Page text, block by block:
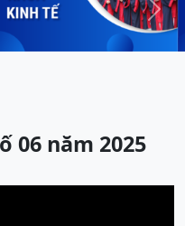
Next
06 năm 2025